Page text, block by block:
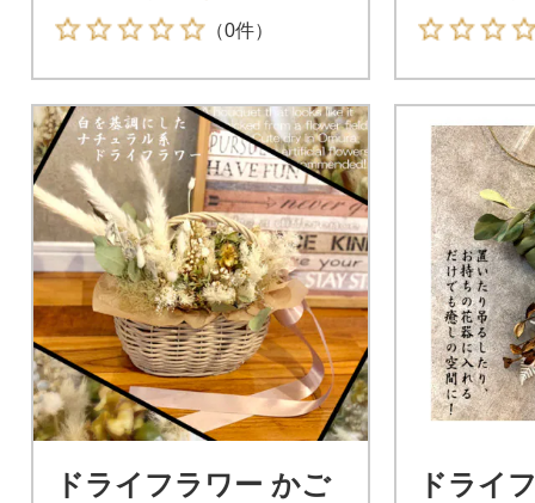
（0件）
ドライフラワー かご
ドライ